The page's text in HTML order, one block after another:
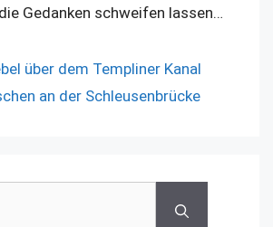
Gedanken schweifen lassen…
über dem Templiner Kanal
an der Schleusenbrücke